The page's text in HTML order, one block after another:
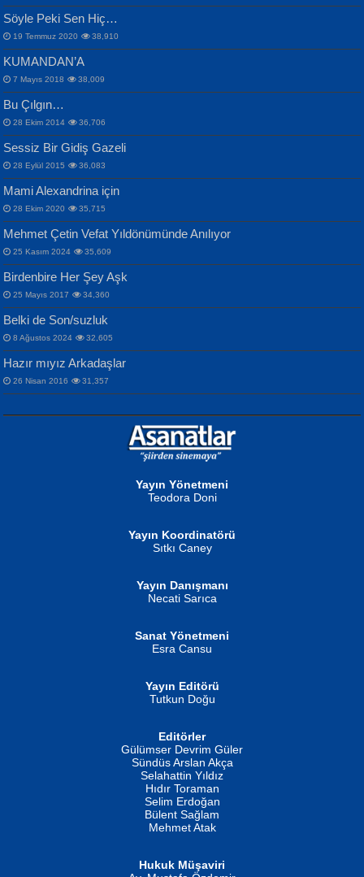
İPEK ACAR SERT
Gazze’nin Şecaati, Ümmetin İmtihanı...
MAHMUT GÜRBÜZ
İbrahim Olmak ve Bitirebilmek...
NURAN KÖSE BAYDAR
İSMAİL OKUTAN
Erkeklerin Kahrolması Ne Demektir
Mescid-i Aksâ Üstüne Ay!...
Selahattin Yıldız
İdrakimle Üşürken...
Songül Özel
Mahzen...
Ben Deniz Değilim ki...
Evvel Zaman Tanrıçası...
ERDEM BAYAZIT
Sana, Bana, Vatanıma, Ülkemin
İnsanlarına Dair...
NAZIM HİKMET RAN
Bir Cezaevinde, Tecritteki Adamın
Mektupları...
Söyle Peki Sen Hiç…
19 Temmuz 2020 38,910
KUMANDAN’A
7 Mayıs 2018 38,009
Bu Çılgın…
28 Ekim 2014 36,706
Sessiz Bir Gidiş Gazeli
28 Eylül 2015 36,083
Mami Alexandrina için
28 Ekim 2020 35,715
Mehmet Çetin Vefat Yıldönümünde Anılıyor
25 Kasım 2024 35,609
Birdenbire Her Şey Aşk
25 Mayıs 2017 34,360
Belki de Son/suzluk
8 Ağustos 2024 32,605
Hazır mıyız Arkadaşlar
26 Nisan 2016 31,357
Yayın Yönetmeni
Teodora Doni
Yayın Koordinatörü
Sıtkı Caney
Yayın Danışmanı
Necati Sarıca
Sanat Yönetmeni
Esra Cansu
Yayın Editörü
Tutkun Doğu
Editörler
Gülümser Devrim Güler
Sündüs Arslan Akça
Selahattin Yıldız
Hıdır Toraman
Selim Erdoğan
Bülent Sağlam
Mehmet Atak
Hukuk Müşaviri